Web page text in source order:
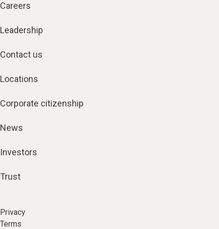
Careers
Leadership
Contact us
Locations
Corporate citizenship
News
Investors
Trust
Privacy
Terms